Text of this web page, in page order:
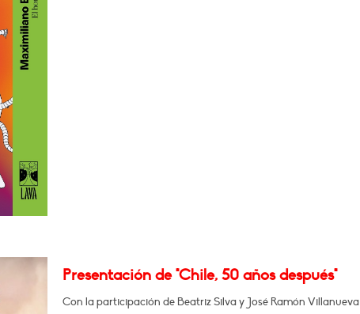
Presentación de "Chile, 50 años después"
Con la participación de Beatriz Silva y José Ramón Villanueva